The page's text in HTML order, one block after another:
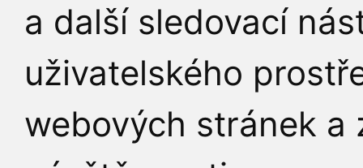
a další sledovací
uživatelského
webových stránek a